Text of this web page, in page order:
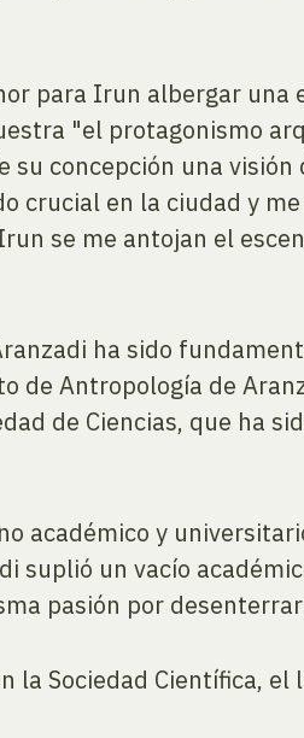
para Irun albergar una
"el protagonismo
concepción una visión
crucial en la ciudad y
se me antojan el
ha sido
de Antropología de
de Ciencias, que ha
académico y
suplió un vacío
pasión por
la Sociedad Científica, el